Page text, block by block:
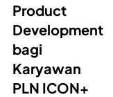
Product
Development
bagi
Karyawan
PLN ICON+